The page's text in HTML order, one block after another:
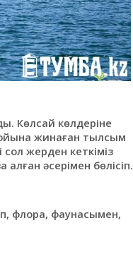
Көлсай көлдеріне
жинаған тылсым
сол жерден кеткіміз
әсерімен бөлісіп.
флора, фаунасымен,